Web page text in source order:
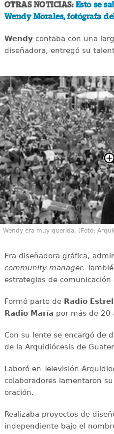
OTRAS NOTICIAS: Esto se
Wendy Morales, fotógrafa
Wendycontaba con una
diseñadora, entregó su
Wendy era muy querida. (Foto:
Era diseñadora gráfica,
community manager.
estrategias de comunicación
Formó parte de Radio
Radio María por más de 20
Con su lente se encargó de
de la Arquidiócesis de
Laboró en Televisión
colaboradores lamentaron
oración.
Realizaba proyectos de
independiente bajo el